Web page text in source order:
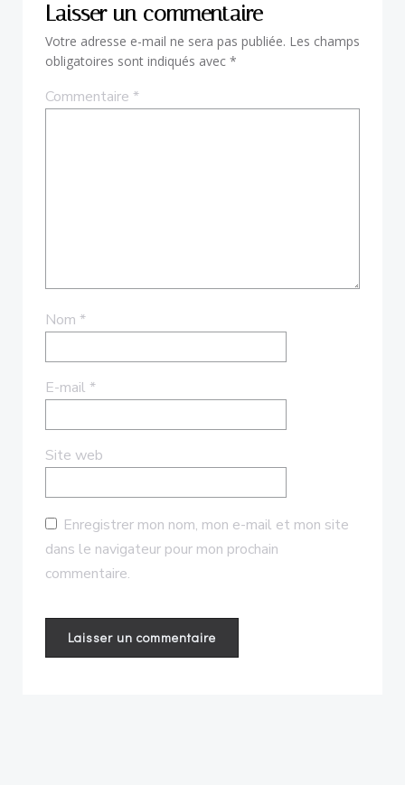
Laisser un commentaire
Votre adresse e-mail ne sera pas publiée. Les champs
obligatoires sont indiqués avec *
Commentaire *
Nom *
E-mail *
Site web
Enregistrer mon nom, mon e-mail et mon site
dans le navigateur pour mon prochain
commentaire.